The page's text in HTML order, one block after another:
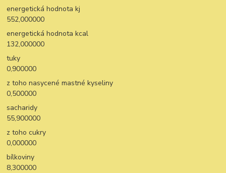
energetická hodnota kj
552,000000
energetická hodnota kcal
132,000000
tuky
0,900000
z toho nasycené mastné kyseliny
0,500000
sacharidy
55,900000
z toho cukry
0,000000
bílkoviny
8,300000